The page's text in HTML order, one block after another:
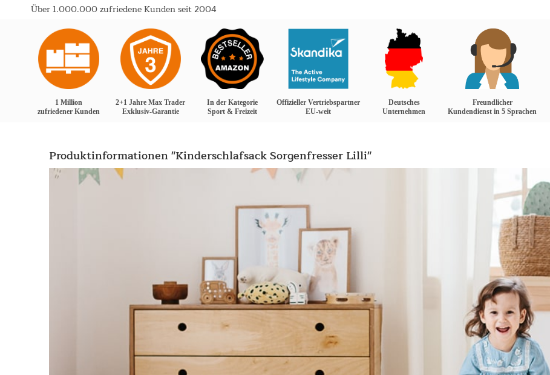
Über 1.000.000 zufriedene Kunden seit 2004
1 Million
zufriedener Kunden
2+1 Jahre Max Trader
Exklusiv-Garantie
In der Kategorie
Sport & Freizeit
Offizieller Vertriebspartner
EU-weit
Deutsches
Unternehmen
Freundlicher
Kundendienst in 5 Sprachen
Produktinformationen "Kinderschlafsack Sorgenfresser Lilli"